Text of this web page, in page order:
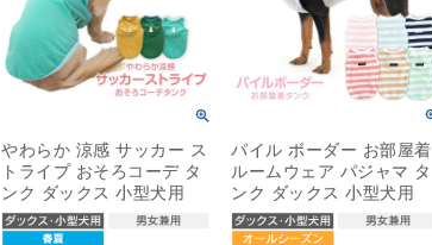
やわらか 涼感 サッカー ス
トライプ おそろコーデ タ
ンク ダックス 小型犬用
パイル ボーダー お部屋着
ルームウェア パジャマ タ
ンク ダックス 小型犬用